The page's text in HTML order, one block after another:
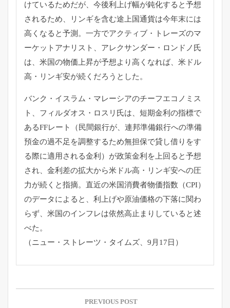
けているためだが、今後利上げ幅が鈍化すると予想
されるため、リンギを含む途上国通貨は今年末には
高くなると予測。一方でアクティブ・トレーズのマ
ーケットアナリスト、アレクサンダー・ロンドノ氏
は、米国の物価上昇が予想より高くなれば、米ドル
高・リンギ安が続くだろうとした。
バンク・イスラム・マレーシアのチーフエコノミス
ト、フィルダオス・ロスリ氏は、短期金利の指標で
あるFFレート（民間銀行が、連邦準備銀行への準備
預金の過不足を調整するため無担保で貸し借りをす
る際に適用される金利）が政策金利を上回ると予想
され、金利差の拡大から米ドル高・リンギ安への圧
力が続くと指摘。直近の米国消費者物価指数（CPI）
のデータによると、利上げや原油価格の下落に関わ
らず、米国のインフレは依然高止まりしていると述
べた。
（ニュー・ストレーツ・タイムズ、9月17日）
投
PREVIOUS POST